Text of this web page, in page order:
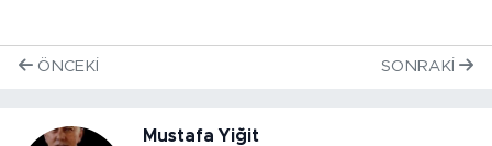
ÖNCEKI SONRAKI
Mustafa Yiğit